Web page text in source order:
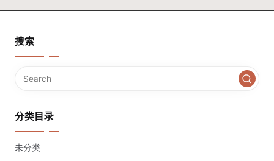
搜索
分类目录
未分类